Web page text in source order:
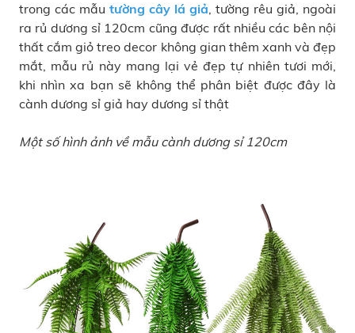
trong các mẫu tường cây lá giả, tường rêu giả, ngoài
ra rủ dương sỉ 120cm cũng được rất nhiều các bên nội
thất cắm giỏ treo decor không gian thêm xanh và đẹp
mắt, mẫu rủ này mang lại vẻ đẹp tự nhiên tươi mới,
khi nhìn xa bạn sẽ không thể phân biệt được đây là
cành dương sỉ giả hay dương sỉ thật
Một số hình ảnh về mẫu cành dương sỉ 120cm